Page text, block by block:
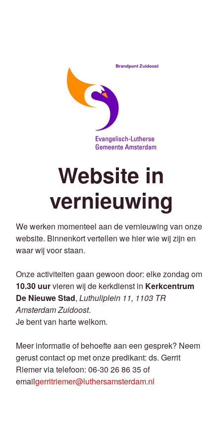
Website in
vernieuwing
We werken momenteel aan de vernieuwing van onze
website. Binnenkort vertellen we hier wie wij zijn en
waar wij voor staan.
Onze activiteiten gaan gewoon door: elke zondag om
10.30 uurvieren wij de kerkdienst in Kerkcentrum
De Nieuwe Stad, Luthuliplein 11, 1103 TR
Amsterdam Zuidoost.
Je bent van harte welkom.
Meer informatie of behoefte aan een gesprek? Neem
gerust contact op met onze predikant: ds. Gerrit
Riemer via telefoon: 06-30 26 86 35 of
emailgerritriemer@luthersamsterdam.nl